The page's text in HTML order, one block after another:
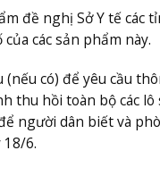
đề nghị Sở Y tế các
các sản phẩm này.
có) để yêu cầu
thu hồi toàn bộ các lô
người dân biết và
6.